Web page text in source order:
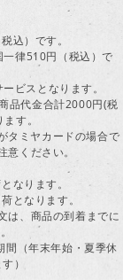
込）です。
一律510円（税込）で
ビスとなります。
品代金合計2000円(税
す。
タミヤカードの場合で
ください。
なります。
となります。
は、商品の到着までに
（年末年始・夏季休
）